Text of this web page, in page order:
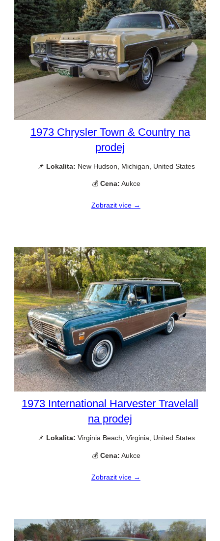
1973 Chrysler Town & Country na
prodej
📌 Lokalita: New Hudson, Michigan, United States
💰 Cena: Aukce
Zobrazit více →
1973 International Harvester Travelall
na prodej
📌 Lokalita: Virginia Beach, Virginia, United States
💰 Cena: Aukce
Zobrazit více →